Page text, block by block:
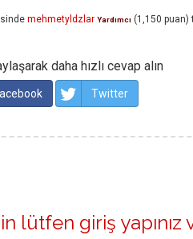
mehmetyldzlar Yardımcı (1,150 puan)
daha hızlı cevap alın
Twitter
lütfen giriş yapınız